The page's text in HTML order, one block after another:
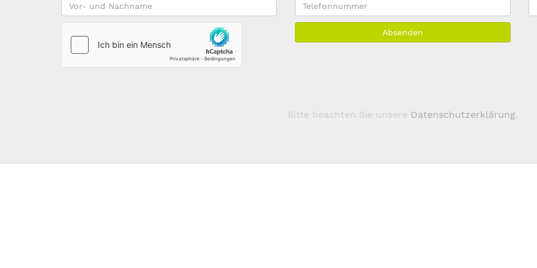
Vor-
und
Nachname
Telefonnummer
Absenden
Bitte beachten Sie unsere Datenschutzerklärung.